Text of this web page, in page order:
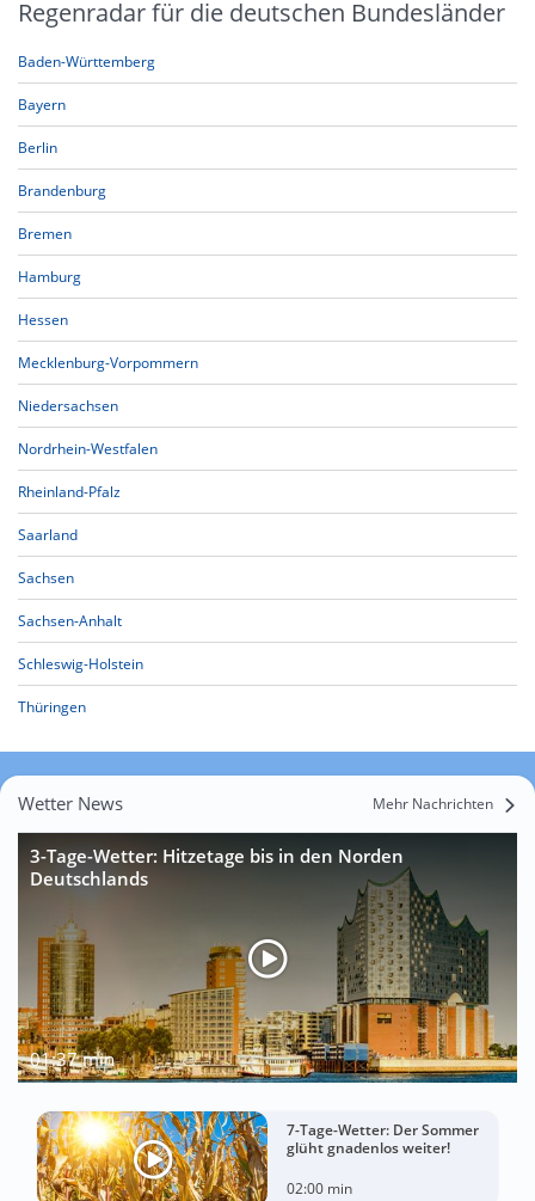
Regenradar für die deutschen Bundesländer
Baden-Württemberg
Bayern
Berlin
Brandenburg
Bremen
Hamburg
Hessen
Mecklenburg-Vorpommern
Niedersachsen
Nordrhein-Westfalen
Rheinland-Pfalz
Saarland
Sachsen
Sachsen-Anhalt
Schleswig-Holstein
Thüringen
Wetter News Mehr Nachrichten
3-Tage-Wetter: Hitzetage bis in den Norden
Deutschlands
01:37 min
7-Tage-Wetter: Der Sommer
glüht gnadenlos weiter!
02:00 min